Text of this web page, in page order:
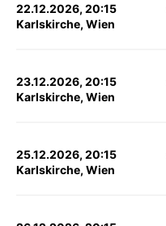
22.12.2026, 20:15
Karlskirche, Wien
23.12.2026, 20:15
Karlskirche, Wien
25.12.2026, 20:15
Karlskirche, Wien